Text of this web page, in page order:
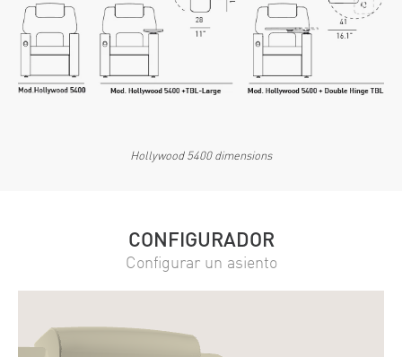
Hollywood 5400 dimensions
CONFIGURADOR
Configurar un asiento